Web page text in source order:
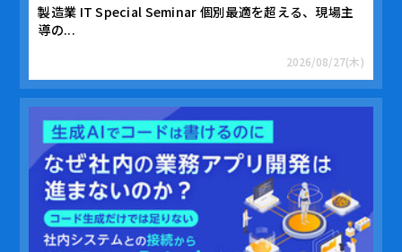
製造業 IT Special Seminar 個別最適を超える、現場主
導の...
2026/08/27(木)